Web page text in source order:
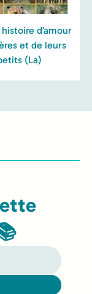
d’amour
et de leurs
(La)